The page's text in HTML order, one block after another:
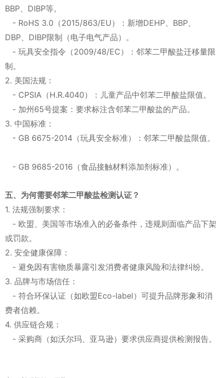
BBP、DIBP等。
- RoHS 3.0（2015/863/EU）：新增DEHP、BBP、
DBP、DIBP限制（电子电气产品）。
- 玩具安全指令（2009/48/EC）：邻苯二甲酸盐迁移量限
制。
2. 美国法规：
- CPSIA（H.R.4040）：儿童产品中邻苯二甲酸盐限值。
- 加州65号提案：要求标注含邻苯二甲酸盐的产品。
3. 中国标准：
- GB 6675-2014（玩具安全标准）：邻苯二甲酸盐限值。
- GB 9685-2016（食品接触材料添加剂标准）。
五、为何需要邻苯二甲酸盐检测认证？
1. 法规强制要求：
- 欧盟、美国等市场准入的必备条件，违规则面临产品下架
或罚款。
2. 安全健康保障：
- 避免因有害物质暴露引发消费者健康风险和法律纠纷。
3. 品牌与市场信任：
- 符合环保认证（如欧盟Eco-label）可提升品牌形象和消
费者信赖。
4. 供应链合规：
- 采购商（如沃尔玛、亚马逊）要求供应商提供检测报告。